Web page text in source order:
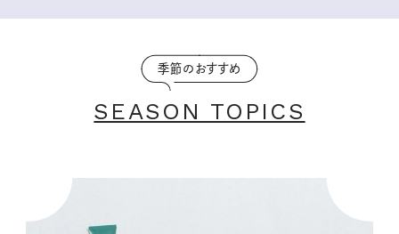
季節のおすすめ
SEASON TOPICS